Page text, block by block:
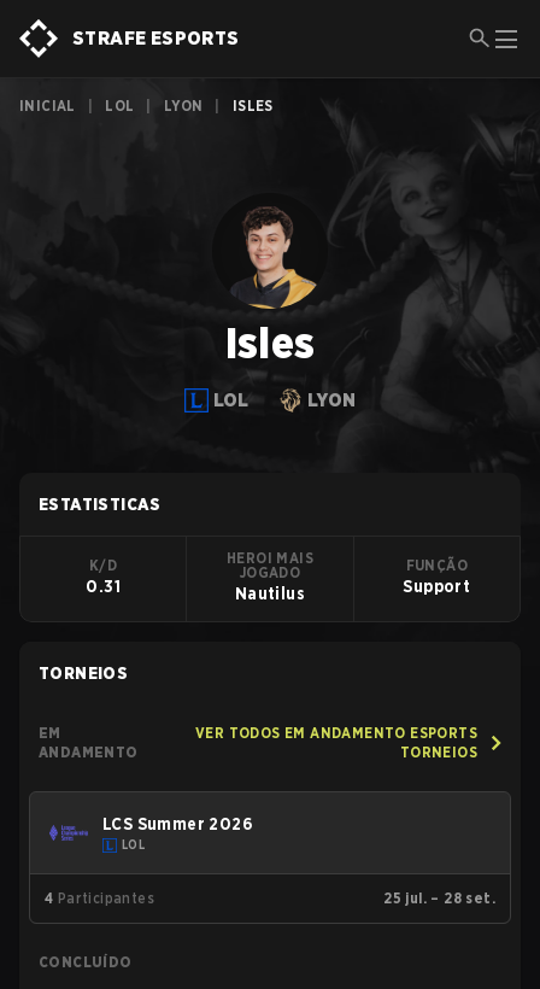
STRAFE ESPORTS
INICIAL LOL LYON ISLES
Isles
LOL LYON
ESTATISTICAS
K/D
0.31
HEROI MAIS
JOGADO
Nautilus
FUNÇÃO
Support
TORNEIOS
EM
ANDAMENTO
VER TODOS EM ANDAMENTO ESPORTS
TORNEIOS
LCS Summer 2026
LOL
4 Participantes 25 jul. – 28 set.
CONCLUÍDO